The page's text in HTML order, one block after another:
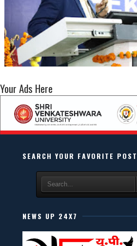
Your Ads Here
SEARCH YOUR FAVORITE
NEWS UP 24X7